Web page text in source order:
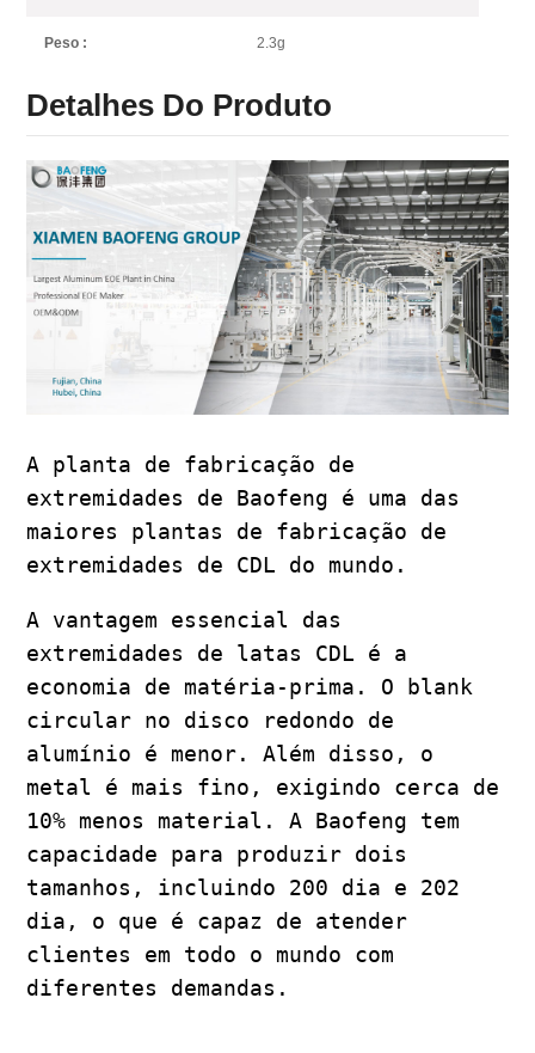
Peso : 2.3g
Detalhes Do Produto
A planta de fabricação de
extremidades de Baofeng é uma das
maiores plantas de fabricação de
extremidades de CDL do mundo.
A vantagem essencial das
extremidades de latas CDL é a
economia de matéria-prima. O blank
circular no disco redondo de
alumínio é menor. Além disso, o
metal é mais fino, exigindo cerca de
10% menos material. A Baofeng tem
capacidade para produzir dois
tamanhos, incluindo 200 dia e 202
dia, o que é capaz de atender
clientes em todo o mundo com
diferentes demandas.